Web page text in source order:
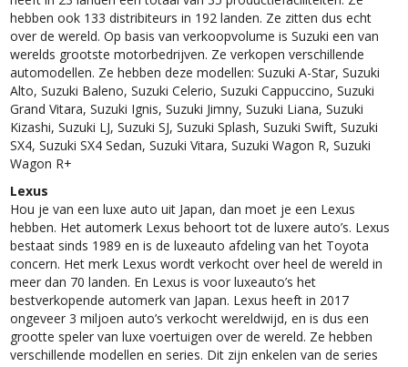
hebben ook 133 distribiteurs in 192 landen. Ze zitten dus echt
over de wereld. Op basis van verkoopvolume is Suzuki een van
werelds grootste motorbedrijven. Ze verkopen verschillende
automodellen. Ze hebben deze modellen: Suzuki A-Star, Suzuki
Alto, Suzuki Baleno, Suzuki Celerio, Suzuki Cappuccino, Suzuki
Grand Vitara, Suzuki Ignis, Suzuki Jimny, Suzuki Liana, Suzuki
Kizashi, Suzuki LJ, Suzuki SJ, Suzuki Splash, Suzuki Swift, Suzuki
SX4, Suzuki SX4 Sedan, Suzuki Vitara, Suzuki Wagon R, Suzuki
Wagon R+
Lexus
Hou je van een luxe auto uit Japan, dan moet je een Lexus
hebben. Het automerk Lexus behoort tot de luxere auto’s. Lexus
bestaat sinds 1989 en is de luxeauto afdeling van het Toyota
concern. Het merk Lexus wordt verkocht over heel de wereld in
meer dan 70 landen. En Lexus is voor luxeauto’s het
bestverkopende automerk van Japan. Lexus heeft in 2017
ongeveer 3 miljoen auto’s verkocht wereldwijd, en is dus een
grootte speler van luxe voertuigen over de wereld. Ze hebben
verschillende modellen en series. Dit zijn enkelen van de series